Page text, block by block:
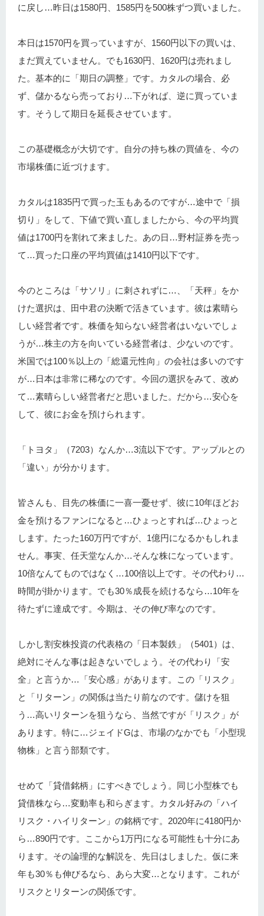
に戻し…昨日は1580円、1585円を500株ずつ買いました。
本日は1570円を買っていますが、1560円以下の買いは、
まだ買えていません。でも1630円、1620円は売れまし
た。基本的に「期日の調整」です。カタルの場合、必
ず、儲かるなら売っており…下がれば、逆に買っていま
す。そうして期日を延長させています。
この基礎概念が大切です。自分の持ち株の買値を、今の
市場株価に近づけます。
カタルは1835円で買った玉もあるのですが…途中で「損
切り」をして、下値で買い直しましたから、今の平均買
値は1700円を割れて来ました。あの日…野村証券を売っ
て…買った口座の平均買値は1410円以下です。
今のところは「サソリ」に刺されずに…、「天秤」をか
けた選択は、田中君の決断で活きています。彼は素晴ら
しい経営者です。株価を知らない経営者はいないでしょ
うが…株主の方を向いている経営者は、少ないのです。
米国では100％以上の「総還元性向」の会社は多いのです
が…日本は非常に稀なのです。今回の選択をみて、改め
て…素晴らしい経営者だと思いました。だから…安心を
して、彼にお金を預けられます。
「トヨタ」（7203）なんか…3流以下です。アップルとの
「違い」が分かります。
皆さんも、目先の株価に一喜一憂せず、彼に10年ほどお
金を預けるファンになると…ひょっとすれば…ひょっと
します。たった160万円ですが、1億円になるかもしれま
せん。事実、任天堂なんか…そんな株になっています。
10倍なんてものではなく…100倍以上です。その代わり…
時間が掛かります。でも30％成長を続けるなら…10年を
待たずに達成です。今期は、その伸び率なのです。
しかし割安株投資の代表格の「日本製鉄」（5401）は、
絶対にそんな事は起きないでしょう。その代わり「安
全」と言うか…「安心感」があります。この「リスク」
と「リターン」の関係は当たり前なのです。儲けを狙
う…高いリターンを狙うなら、当然ですが「リスク」が
あります。特に…ジェイドGは、市場のなかでも「小型現
物株」と言う部類です。
せめて「貸借銘柄」にすべきでしょう。同じ小型株でも
貸借株なら…変動率も和らぎます。カタル好みの「ハイ
リスク・ハイリターン」の銘柄です。2020年に4180円か
ら…890円です。ここから1万円になる可能性も十分にあ
ります。その論理的な解説を、先日はしました。仮に来
年も30％も伸びるなら、あら大変…となります。これが
リスクとリターンの関係です。